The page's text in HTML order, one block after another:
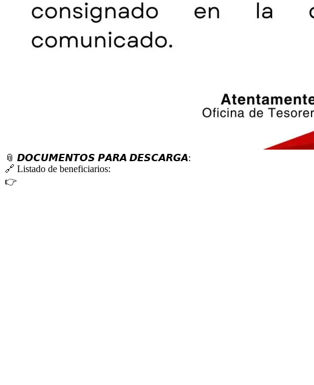
📎 𝘿𝙊𝘾𝙐𝙈𝙀𝙉𝙏𝙊𝙎 𝙋𝘼𝙍𝘼 𝘿𝙀𝙎𝘾𝘼𝙍𝙂𝘼:
🔗 Listado de beneficiarios:
👉